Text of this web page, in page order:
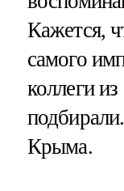
Кажется,
самого
коллеги
Крыма.